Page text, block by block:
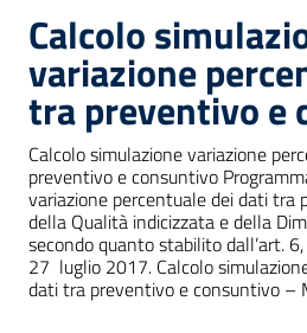
Calcolo
variazione
tra preventivo e
Calcolo simulazione variazione
preventivo e consuntivo
variazione percentuale dei dati tra
della Qualità indicizzata e della
secondo quanto stabilito dall’art.
27 luglio 2017​. Calcolo
dati tra preventivo e consuntivo –